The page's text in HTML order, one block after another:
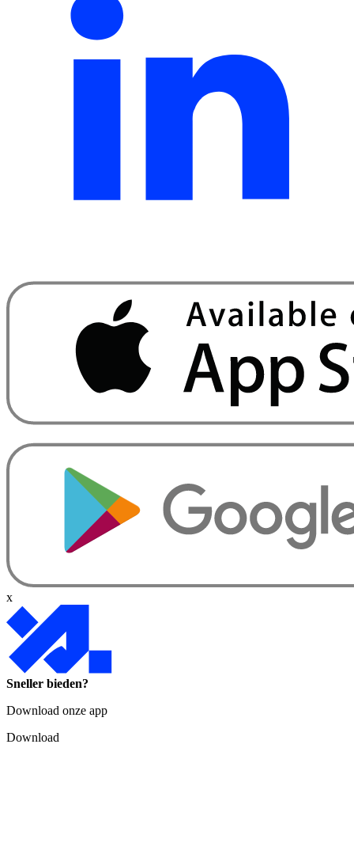
x
Sneller bieden?
Download onze app
Download